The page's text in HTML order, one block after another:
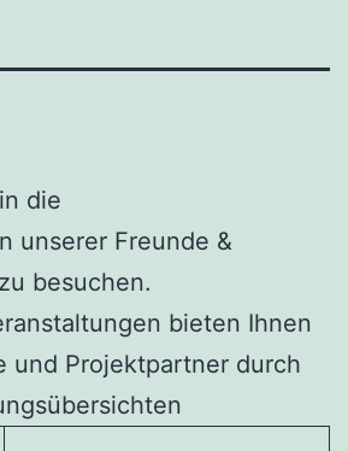
die
unserer Freunde &
besuchen.
bieten Ihnen
und Projektpartner durch